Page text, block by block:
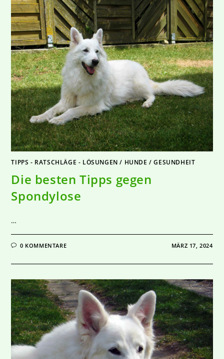
TIPPS - RATSCHLÄGE - LÖSUNGEN / HUNDE /GESUNDHEIT
Die besten Tipps gegen
Spondylose
…
0 KOMMENTARE MÄRZ 17, 2024